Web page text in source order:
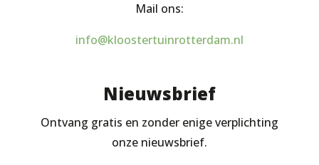
Mail ons:
info@kloostertuinrotterdam.nl
Nieuwsbrief
Ontvang gratis en zonder enige verplichting
onze nieuwsbrief.